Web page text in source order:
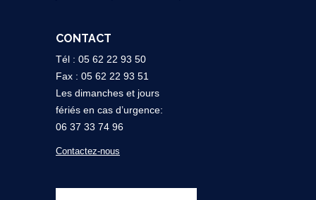
CONTACT
Tél : 05 62 22 93 50
Fax : 05 62 22 93 51
Les dimanches et jours
fériés en cas d’urgence:
06 37 33 74 96
Contactez-nous